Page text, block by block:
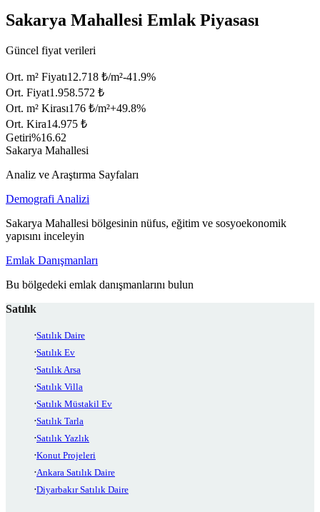
Sakarya Mahallesi Emlak Piyasası
Güncel fiyat verileri
Ort. m² Fiyatı12.718 ₺/m²-41.9%
Ort. Fiyat1.958.572 ₺
Ort. m² Kirası176 ₺/m²+49.8%
Ort. Kira14.975 ₺
Getiri%16.62
Sakarya Mahallesi
Analiz ve Araştırma Sayfaları
Demografi Analizi
Sakarya Mahallesi bölgesinin nüfus, eğitim ve sosyoekonomik
yapısını inceleyin
Emlak Danışmanları
Bu bölgedeki emlak danışmanlarını bulun
Satılık
Satılık Daire
Satılık Ev
Satılık Arsa
Satılık Villa
Satılık Müstakil Ev
Satılık Tarla
Satılık Yazlık
Konut Projeleri
Ankara Satılık Daire
Diyarbakır Satılık Daire